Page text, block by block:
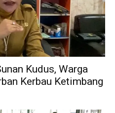
Kudus, Warga
Kerbau Ketimbang